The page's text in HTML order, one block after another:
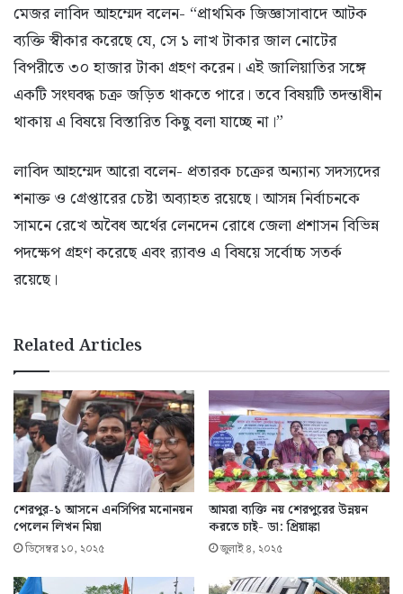
মেজর লাবিদ আহম্মেদ বলেন- “প্রাথমিক জিজ্ঞাসাবাদে আটক
ব্যক্তি স্বীকার করেছে যে, সে ১ লাখ টাকার জাল নোটের
বিপরীতে ৩০ হাজার টাকা গ্রহণ করেন। এই জালিয়াতির সঙ্গে
একটি সংঘবদ্ধ চক্র জড়িত থাকতে পারে। তবে বিষয়টি তদন্তাধীন
থাকায় এ বিষয়ে বিস্তারিত কিছু বলা যাচ্ছে না।”
লাবিদ আহম্মেদ আরো বলেন- প্রতারক চক্রের অন্যান্য সদস্যদের
শনাক্ত ও গ্রেপ্তারের চেষ্টা অব্যাহত রয়েছে। আসন্ন নির্বাচনকে
সামনে রেখে অবৈধ অর্থের লেনদেন রোধে জেলা প্রশাসন বিভিন্ন
পদক্ষেপ গ্রহণ করেছে এবং র‍্যাবও এ বিষয়ে সর্বোচ্চ সতর্ক
রয়েছে।
Related Articles
শেরপুর-১ আসনে এনসিপির মনোনয়ন
পেলেন লিখন মিয়া
ডিসেম্বর ১০, ২০২৫
আমরা ব্যক্তি নয় শেরপুরের উন্নয়ন
করতে চাই- ডা: প্রিয়াঙ্কা
জুলাই ৪, ২০২৫